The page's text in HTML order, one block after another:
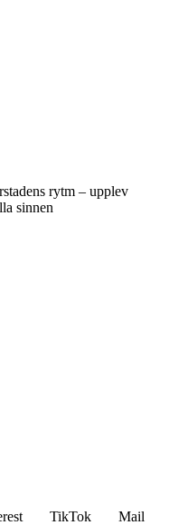
rytm – upplev
sinnen
TikTok Mail